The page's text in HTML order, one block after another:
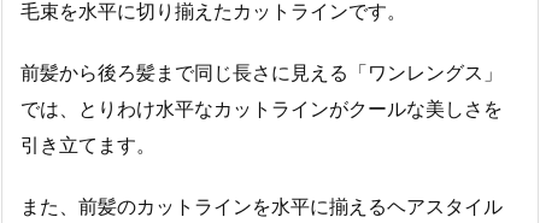
毛束を水平に切り揃えたカットラインです。
前髪から後ろ髪まで同じ長さに見える「ワンレングス」
では、とりわけ水平なカットラインがクールな美しさを
引き立てます。
また、前髪のカットラインを水平に揃えるヘアスタイル